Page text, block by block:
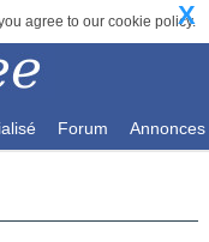
agree to our cookie policy.
X
Forum Annonces